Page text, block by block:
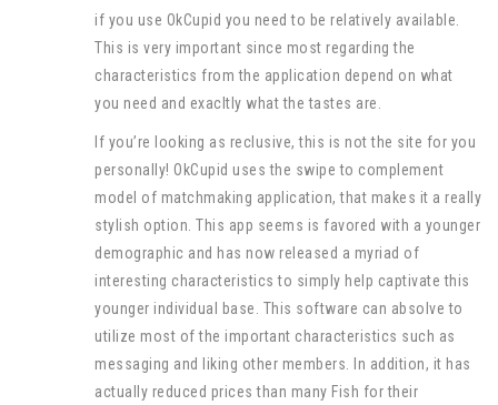
if you use OkCupid you need to be relatively available.
This is very important since most regarding the
characteristics from the application depend on what
you need and exacltly what the tastes are.
If you’re looking as reclusive, this is not the site for you
personally! OkCupid uses the swipe to complement
model of matchmaking application, that makes it a really
stylish option. This app seems is favored with a younger
demographic and has now released a myriad of
interesting characteristics to simply help captivate this
younger individual base. This software can absolve to
utilize most of the important characteristics such as
messaging and liking other members. In addition, it has
actually reduced prices than many Fish for their